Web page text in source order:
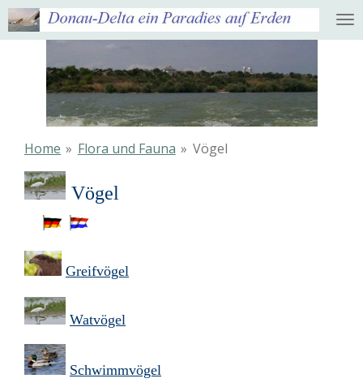
Ga
direct
hoofdinhoud
Home » Flora und Fauna » Vögel
Vögel
Greifvögel
Watvögel
Schwimmvögel